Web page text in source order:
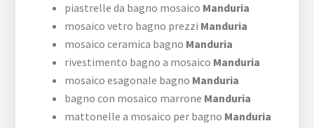
piastrelle da bagno mosaico Manduria
mosaico vetro bagno prezzi Manduria
mosaico ceramica bagno Manduria
rivestimento bagno a mosaico Manduria
mosaico esagonale bagno Manduria
bagno con mosaico marrone Manduria
mattonelle a mosaico per bagno Manduria